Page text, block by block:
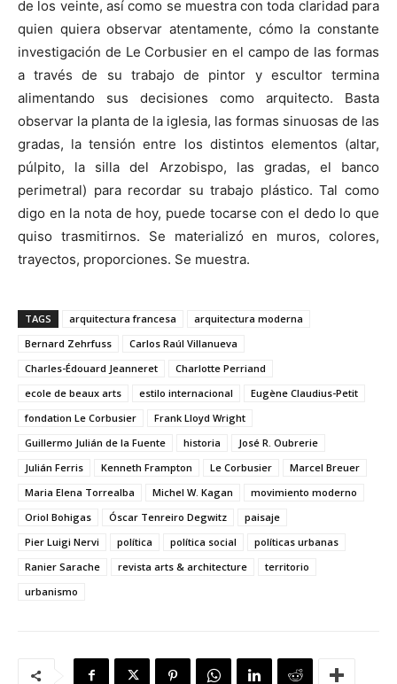
de los veinte, así como se muestra con toda claridad para
quien quiera observar atentamente, cómo la constante
investigación de Le Corbusier en el campo de las formas
a través de su trabajo de pintor y escultor termina
alimentando sus decisiones como arquitecto. Basta
observar la planta de la iglesia, las formas sinuosas de las
gradas, la tensión entre los distintos elementos (altar,
púlpito, la silla del Arzobispo, las gradas, el banco
perimetral) para recordar su trabajo plástico. Tal como
digo en la nota de hoy, puede tocarse con el dedo lo que
quiso trasmitirnos. Se materializó en muros, colores,
trayectos, proporciones. Se muestra.
TAGS arquitectura francesa
arquitectura moderna
Bernard Zehrfuss
Carlos Raúl Villanueva
Charles-Édouard Jeanneret
Charlotte Perriand
ecole de beaux arts
estilo internacional
Eugène Claudius-Petit
fondation Le Corbusier
Frank Lloyd Wright
Guillermo Julián de la Fuente
historia
José R. Oubrerie
Julián Ferris
Kenneth Frampton Le Corbusier
Marcel Breuer
Maria Elena Torrealba
Michel W. Kagan
movimiento moderno
Oriol Bohigas
Óscar Tenreiro Degwitz
paisaje
Pier Luigi Nervi
política política social
políticas urbanas
Ranier Sarache
revista arts & architecture
territorio
urbanismo